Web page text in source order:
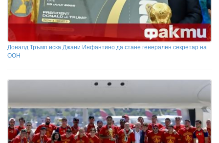
Доналд Тръмп иска Джани Инфантино да стане генерален секретар на
ООН